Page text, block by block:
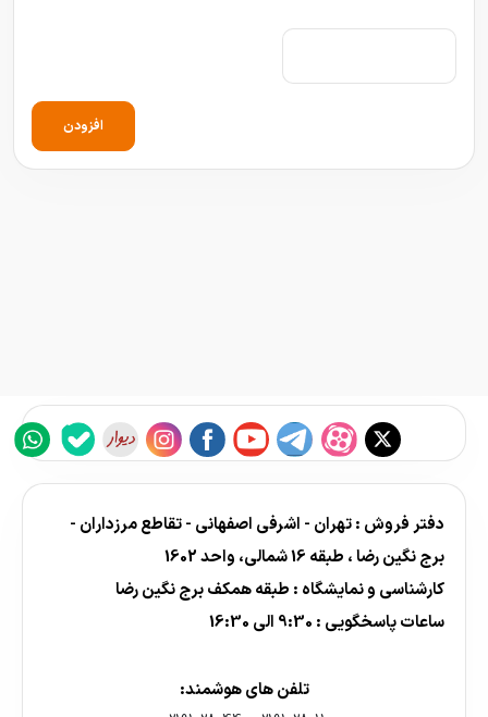
افزودن
دفتر فروش : تهران - اشرفی اصفهانی - تقاطع مرزداران -
برج نگین رضا ، طبقه 16 شمالی، واحد 1602
کارشناسی و نمایشگاه : طبقه همکف برج نگین رضا
ساعات پاسخگویی : 9:30 الی 16:30
تلفن های هوشمند: